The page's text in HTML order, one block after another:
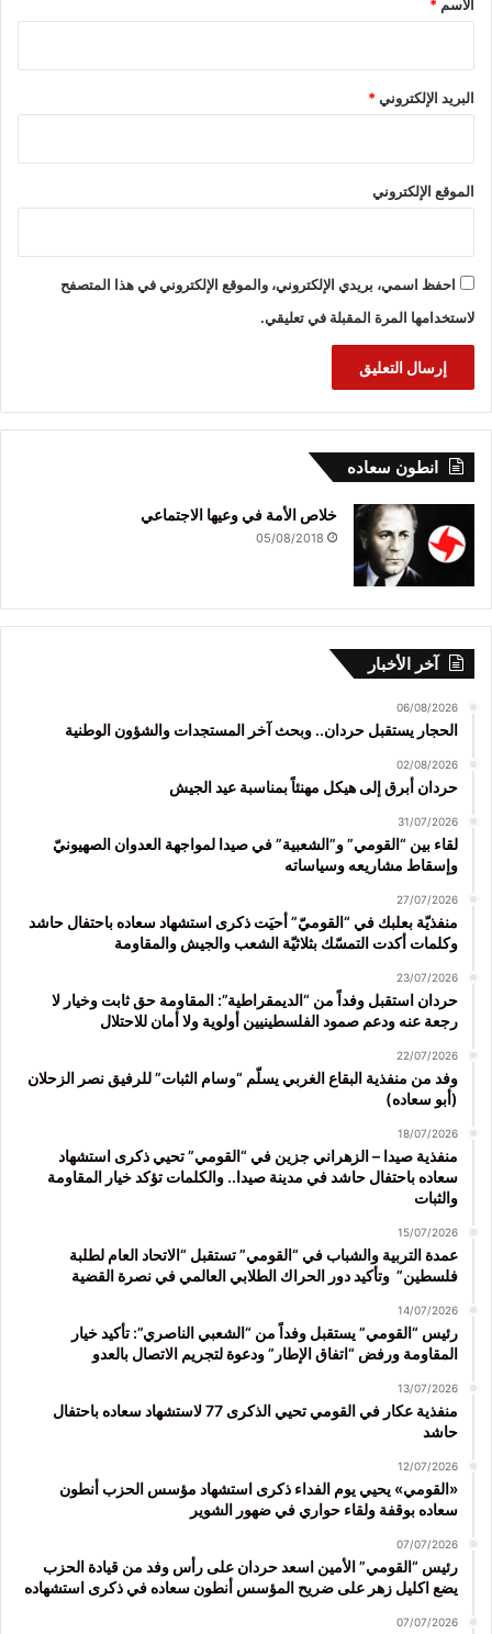
الاسم *
البريد الإلكتروني*
الموقع الإلكتروني
احفظ اسمي، بريدي الإلكتروني، والموقع الإلكتروني في هذا المتصفح
لاستخدامها المرة المقبلة في تعليقي.
انطون سعاده
خلاص الأمة في وعيها الاجتماعي
05/08/2018
آخر الأخبار
06/08/2026
الحجار يستقبل حردان.. وبحث آخر المستجدات والشؤون الوطنية
02/08/2026
حردان أبرق إلى هيكل مهنئاً بمناسبة عيد الجيش
31/07/2026
لقاء بين “القومي” و”الشعبية” في صيدا لمواجهة العدوان الصهيونيّ
وإسقاط مشاريعه وسياساته
27/07/2026
منفذيّة بعلبك في “القوميّ” أحيَت ذكرى استشهاد سعاده باحتفال حاشد
وكلمات أكدت التمسّك بثلاثيّة الشعب والجيش والمقاومة
23/07/2026
حردان استقبل وفداً من “الديمقراطية”: المقاومة حق ثابت وخيار لا
رجعة عنه ودعم صمود الفلسطينيين أولوية ولا أمان للاحتلال
22/07/2026
وفد من منفذية البقاع الغربي يسلّم “وسام الثبات” للرفيق نصر الزحلان
(أبو سعاده)
18/07/2026
منفذية صيدا – الزهراني جزين في “القومي” تحيي ذكرى استشهاد
سعاده باحتفال حاشد في مدينة صيدا.. والكلمات تؤكد خيار المقاومة
والثبات
15/07/2026
عمدة التربية والشباب في “القومي” تستقبل “الاتحاد العام لطلبة
فلسطين” وتأكيد دور الحراك الطلابي العالمي في نصرة القضية
14/07/2026
رئيس “القومي” يستقبل وفداً من “الشعبي الناصري”: تأكيد خيار
المقاومة ورفض “اتفاق الإطار” ودعوة لتجريم الاتصال بالعدو
13/07/2026
منفذية عكار في القومي تحيي الذكرى 77 لاستشهاد سعاده باحتفال
حاشد
12/07/2026
«القومي» يحيي يوم الفداء ذكرى استشهاد مؤسس الحزب أنطون
سعاده بوقفة ولقاء حواري في ضهور الشوير
07/07/2026
رئيس “القومي” الأمين اسعد حردان على رأس وفد من قيادة الحزب
يضع اكليل زهر على ضريح المؤسس أنطون سعاده في ذكرى استشهاده
07/07/2026